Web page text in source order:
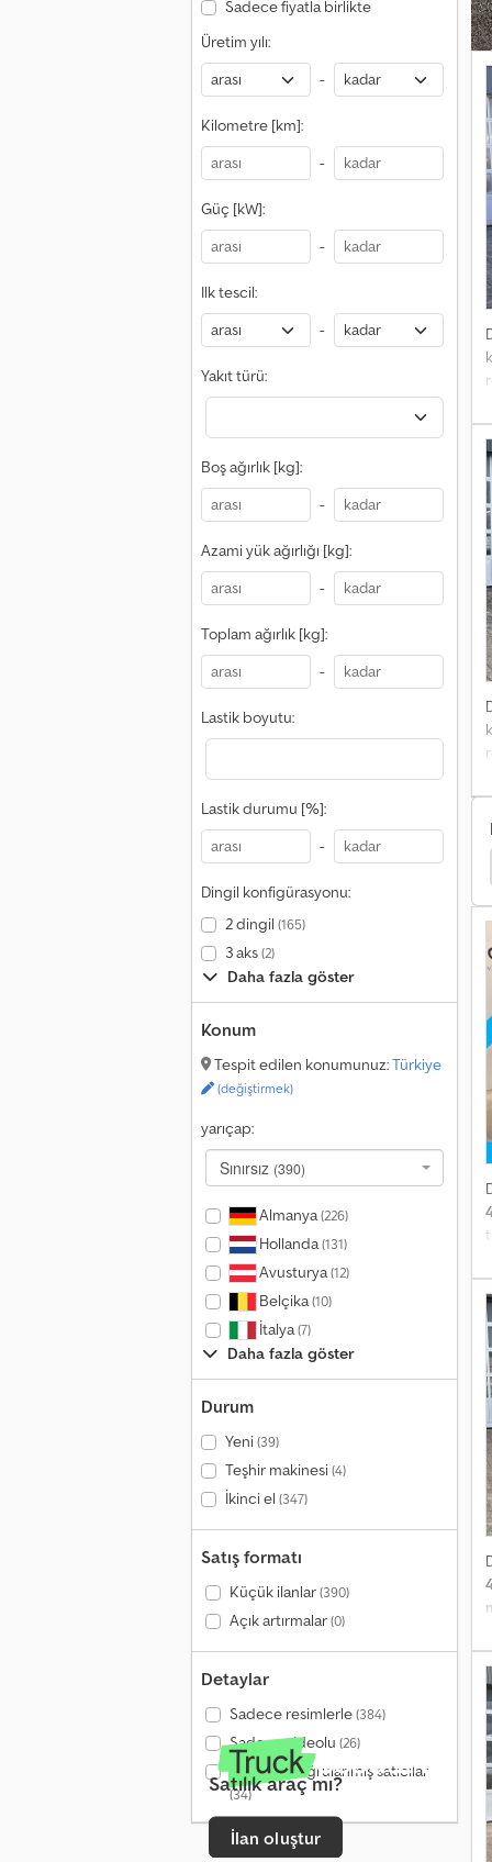
Sadece fiyatla birlikte
Üretim yılı:
-
Kilometre [km]:
-
Güç [kW]:
-
Ilk tescil:
-
Yakıt türü:
Boş ağırlık [kg]:
-
Azami yük ağırlığı [kg]:
-
Toplam ağırlık [kg]:
-
Lastik boyutu:
Lastik durumu [%]:
-
Dingil konfigürasyonu:
2 dingil (165)
3 aks(2)
Daha fazla göster
Konum
Tespit edilen konumunuz:Türkiye
(değiştirmek)
yarıçap:
Sınırsız (390)
Almanya(226)
Hollanda(131)
Avusturya(12)
Belçika(10)
İtalya(7)
Daha fazla göster
Durum
Yeni(39)
Teşhir makinesi(4)
İkinci el (347)
Satış formatı
Küçük ilanlar(390)
Açık artırmalar(0)
Detaylar
Sadece resimlerle(384)
Sadece videolu (26)
Yalnızca doğrulanmış satıcılar
(34)
Satılık araç mı?
İlan oluştur
Diğer Platform Kamyonu